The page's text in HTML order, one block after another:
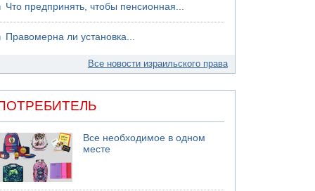
Что предпринять, чтобы пенсионная...
Правомерна ли установка...
Все новости израильского права
Все необходимое в одном
месте